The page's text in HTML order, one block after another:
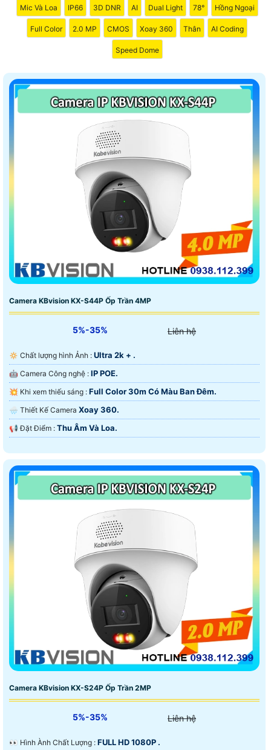
Giá Camera Kbvision Như Thế Nào
camera kbvision khá phù hợp với công trình dân dụng cửa hàng gia đình
Trụ sở chính hãng camera kbvision
Thông tin về camera kbvision
sử dụng chip cmos và sony Starvis Công nghệ giám sát ban đêm tốt
🗨️ Thương hiệu camera kbvision có chính sách chiết
khấu khá hấp dẫn so với nhiều thương hiệu khác. ngoài
camera chất lượng cao giá rẻ Hãng Kbvision còn cung
cấp các thiết bị An Ninh như chuôn cửa màn hình, báo
động chống trộm báo cháy chuyên nghiệp.
Mic Và Loa IP66 3D DNR AI Dual Light 78° Hồng Ngoại
Full Color 2.0 MP CMOS Xoay 360 Thân AI Coding
Speed Dome
Camera KBvision KX-S44P Ốp Trần 4MP
5%-35% Liên hệ
🔅 Chất lượng hình Ảnh : Ultra 2k + .
🤖️ Camera Công nghệ : IP POE.
💥 Khi xem thiếu sáng : Full Color 30m Có Màu Ban Ðêm.
🌧️ Thiết Kế Camera Xoay 360.
️📢 Đặt Điểm : Thu Âm Và Loa.
Camera KBvision KX-S24P Ốp Trần 2MP
5%-35% Liên hệ
️👀 Hình Ành Chất Lượng : FULL HD 1080P .